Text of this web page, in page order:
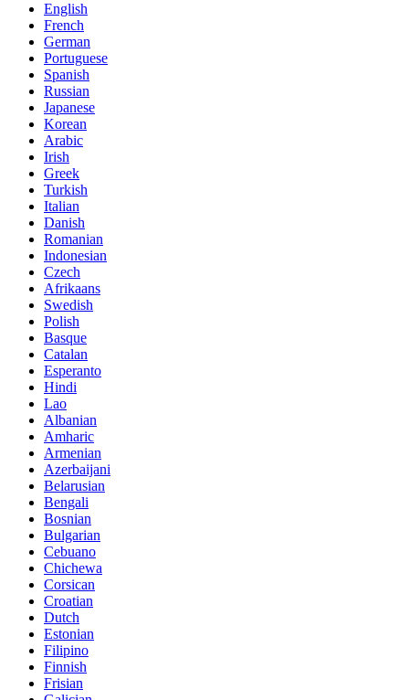
English
French
German
Portuguese
Spanish
Russian
Japanese
Korean
Arabic
Irish
Greek
Turkish
Italian
Danish
Romanian
Indonesian
Czech
Afrikaans
Swedish
Polish
Basque
Catalan
Esperanto
Hindi
Lao
Albanian
Amharic
Armenian
Azerbaijani
Belarusian
Bengali
Bosnian
Bulgarian
Cebuano
Chichewa
Corsican
Croatian
Dutch
Estonian
Filipino
Finnish
Frisian